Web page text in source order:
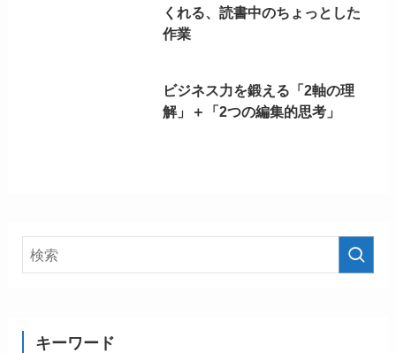
くれる、読書中のちょっとした
作業
ビジネス力を鍛える「2軸の理
解」＋「2つの編集的思考」
キーワード